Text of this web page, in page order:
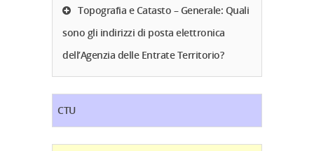
Topografia e Catasto – Generale: Quali
sono gli indirizzi di posta elettronica
dell’Agenzia delle Entrate Territorio?
CTU